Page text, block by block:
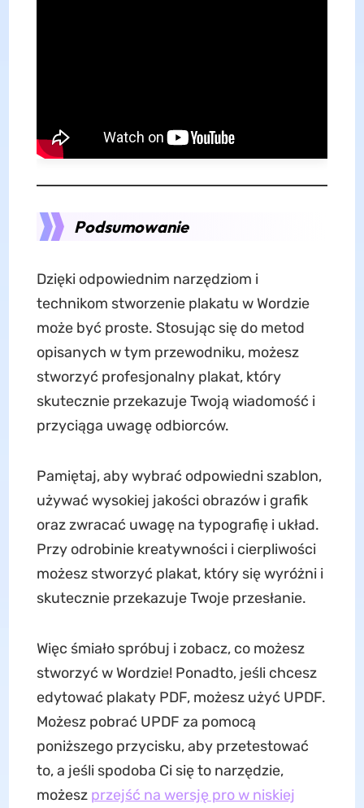
Podsumowanie
Dzięki odpowiednim narzędziom i
technikom stworzenie plakatu w Wordzie
może być proste. Stosując się do metod
opisanych w tym przewodniku, możesz
stworzyć profesjonalny plakat, który
skutecznie przekazuje Twoją wiadomość i
przyciąga uwagę odbiorców.
Pamiętaj, aby wybrać odpowiedni szablon,
używać wysokiej jakości obrazów i grafik
oraz zwracać uwagę na typografię i układ.
Przy odrobinie kreatywności i cierpliwości
możesz stworzyć plakat, który się wyróżni i
skutecznie przekazuje Twoje przesłanie.
Więc śmiało spróbuj i zobacz, co możesz
stworzyć w Wordzie! Ponadto, jeśli chcesz
edytować plakaty PDF, możesz użyć UPDF.
Możesz pobrać UPDF za pomocą
poniższego przycisku, aby przetestować
to, a jeśli spodoba Ci się to narzędzie,
możesz przejść na wersję pro w niskiej